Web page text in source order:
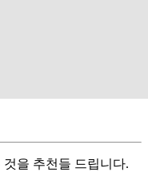
을 추천들 드립니다.